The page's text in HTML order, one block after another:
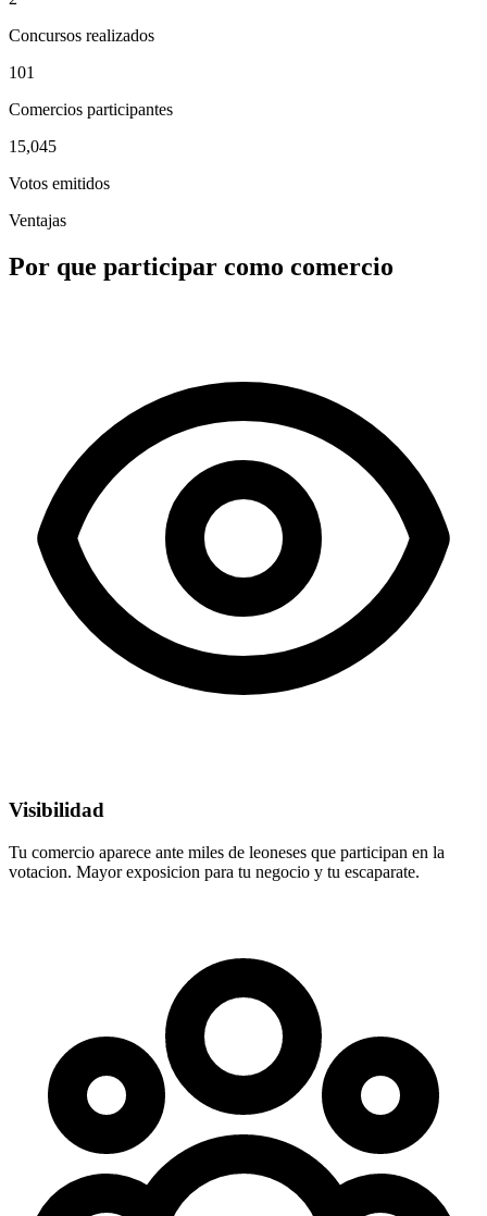
Concursos realizados
101
Comercios participantes
15,045
Votos emitidos
Ventajas
Por que participar como comercio
Visibilidad
Tu comercio aparece ante miles de leoneses que participan en la
votacion. Mayor exposicion para tu negocio y tu escaparate.